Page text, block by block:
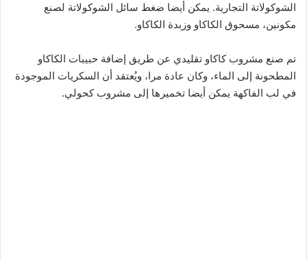
الشوكولاتة التجارية. يمكن أيضا ضغط سائل الشوكولاتة لصنع
مكونين، مسحوق الكاكاو وزبدة الكاكاو.
تم صنع مشروب كاكاو تقليدي عن طريق إضافة حبيبات الكاكاو
المطحونة إلى الماء، وكان عادة مرا، ويُعتقد أن السكريات الموجودة
في لب الفاكهة يمكن أيضا تخميرها إلى مشروب كحولي.